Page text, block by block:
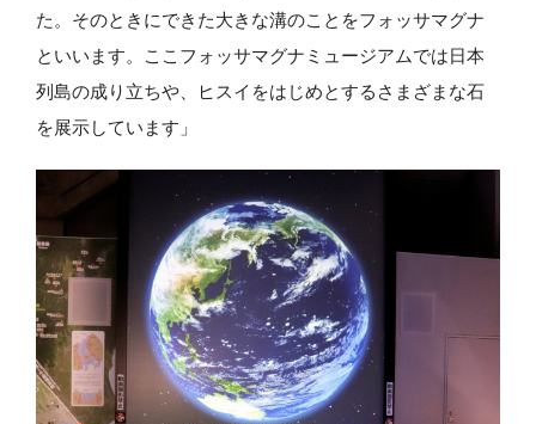
た。そのときにできた大きな溝のことをフォッサマグナ
といいます。ここフォッサマグナミュージアムでは日本
列島の成り立ちや、ヒスイをはじめとするさまざまな石
を展示しています」